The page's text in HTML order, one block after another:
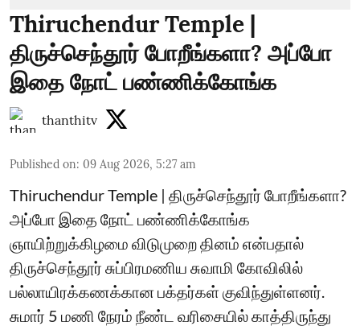
Thiruchendur Temple |
திருச்செந்தூர் போறீங்களா? அப்போ
இதை நோட் பண்ணிக்கோங்க
thanthitv
Published on: 09 Aug 2026, 5:27 am
Thiruchendur Temple | திருச்செந்தூர் போறீங்களா?
அப்போ இதை நோட் பண்ணிக்கோங்க
ஞாயிற்றுக்கிழமை விடுமுறை தினம் என்பதால்
திருச்செந்தூர் சுப்பிரமணிய சுவாமி கோவிலில்
பல்லாயிரக்கணக்கான பக்தர்கள் குவிந்துள்ளனர்.
சுமார் 5 மணி நேரம் நீண்ட வரிசையில் காத்திருந்து